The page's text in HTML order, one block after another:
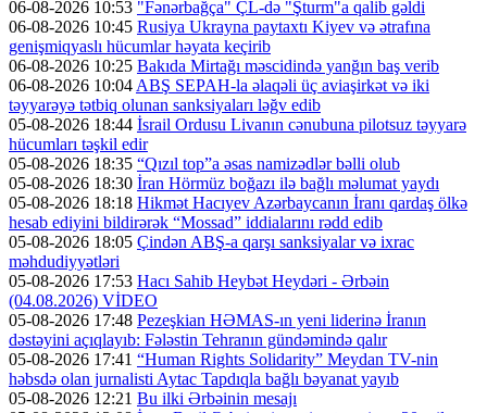
06-08-2026 10:53 "Fənərbağça" ÇL-də "Şturm"a qalib gəldi
06-08-2026 10:45 Rusiya Ukrayna paytaxtı Kiyev və ətrafına
genişmiqyaslı hücumlar həyata keçirib
06-08-2026 10:25 Bakıda Mirtağı məscidində yanğın baş verib
06-08-2026 10:04 ABŞ SEPAH-la əlaqəli üç aviaşirkət və iki
təyyarəyə tətbiq olunan sanksiyaları ləğv edib
05-08-2026 18:44 İsrail Ordusu Livanın cənubuna pilotsuz təyyarə
hücumları təşkil edir
05-08-2026 18:35 “Qızıl top”a əsas namizədlər bəlli olub
05-08-2026 18:30 İran Hörmüz boğazı ilə bağlı məlumat yaydı
05-08-2026 18:18 Hikmət Hacıyev Azərbaycanın İranı qardaş ölkə
hesab ediyini bildirərək “Mossad” iddialarını rədd edib
05-08-2026 18:05 Çindən ABŞ-a qarşı sanksiyalar və ixrac
məhdudiyyətləri
05-08-2026 17:53 Hacı Sahib Heybət Heydəri - Ərbəin
(04.08.2026) VİDEO
05-08-2026 17:48 Pezeşkian HƏMAS-ın yeni liderinə İranın
dəstəyini açıqlayıb: Fələstin Tehranın gündəmində qalır
05-08-2026 17:41 “Human Rights Solidarity” Meydan TV-nin
həbsdə olan jurnalisti Aytac Tapdıqla bağlı bəyanat yayıb
05-08-2026 12:21 Bu ilki Ərbəinin mesajı